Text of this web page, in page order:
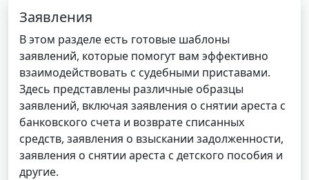
Заявления
В этом разделе есть готовые шаблоны
заявлений, которые помогут вам эффективно
взаимодействовать с судебными приставами.
Здесь представлены различные образцы
заявлений, включая заявления о снятии ареста с
банковского счета и возврате списанных
средств, заявления о взыскании задолженности,
заявления о снятии ареста с детского пособия и
другие.